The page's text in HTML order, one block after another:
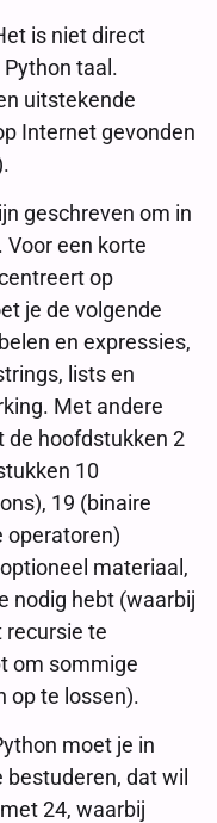
is niet direct
taal.
uitstekende
Internet gevonden
geschreven om in
een korte
op
je de volgende
en expressies,
lists en
Met andere
de hoofdstukken 2
10
19 (binaire
operatoren)
materiaal,
nodig hebt (waarbij
recursie te
om sommige
op te lossen).
moet je in
dat wil
24, waarbij